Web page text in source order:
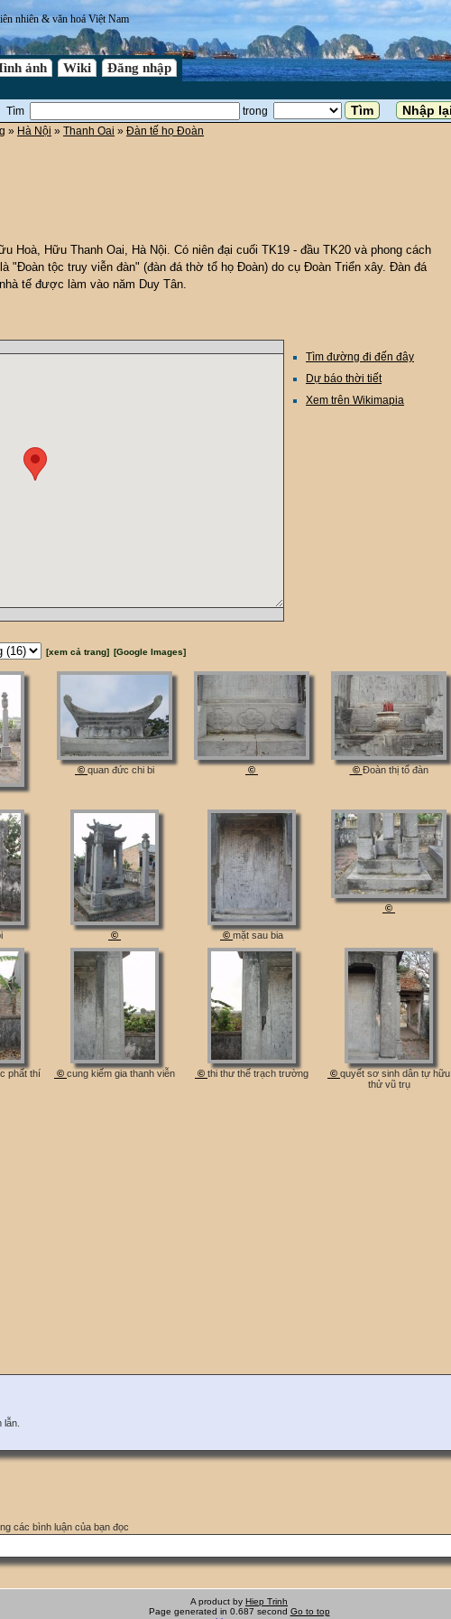
nhiên & văn hoá Việt Nam
ảnh Wiki Đăng nhập
Tìm trong
» Hà Nội » Thanh Oai » Đàn tế họ Đoàn
Hoà, Hữu Thanh Oai, Hà Nội. Có niên đại cuối TK19 - đầu TK20 và phong cách
"Đoàn tộc truy viễn đàn" (đàn đá thờ tổ họ Đoàn) do cụ Đoàn Triển xây. Đàn đá
tế được làm vào năm Duy Tân.
Tìm đường đi đến đây
Dự báo thời tiết
Xem trên Wikimapia
[xem cả trang] [Google Images]
© quan đức chi bi © © Đoàn thị tổ đàn
© © mặt sau bia
©
phất thí
© cung kiếm gia thanh viễn © thi thư thế trạch trường © quyết sơ sinh dân tự hữu
thử vũ trụ
các bình luận của bạn đọc
A product by Hiep Trinh
Page generated in 0.687 second Go to top